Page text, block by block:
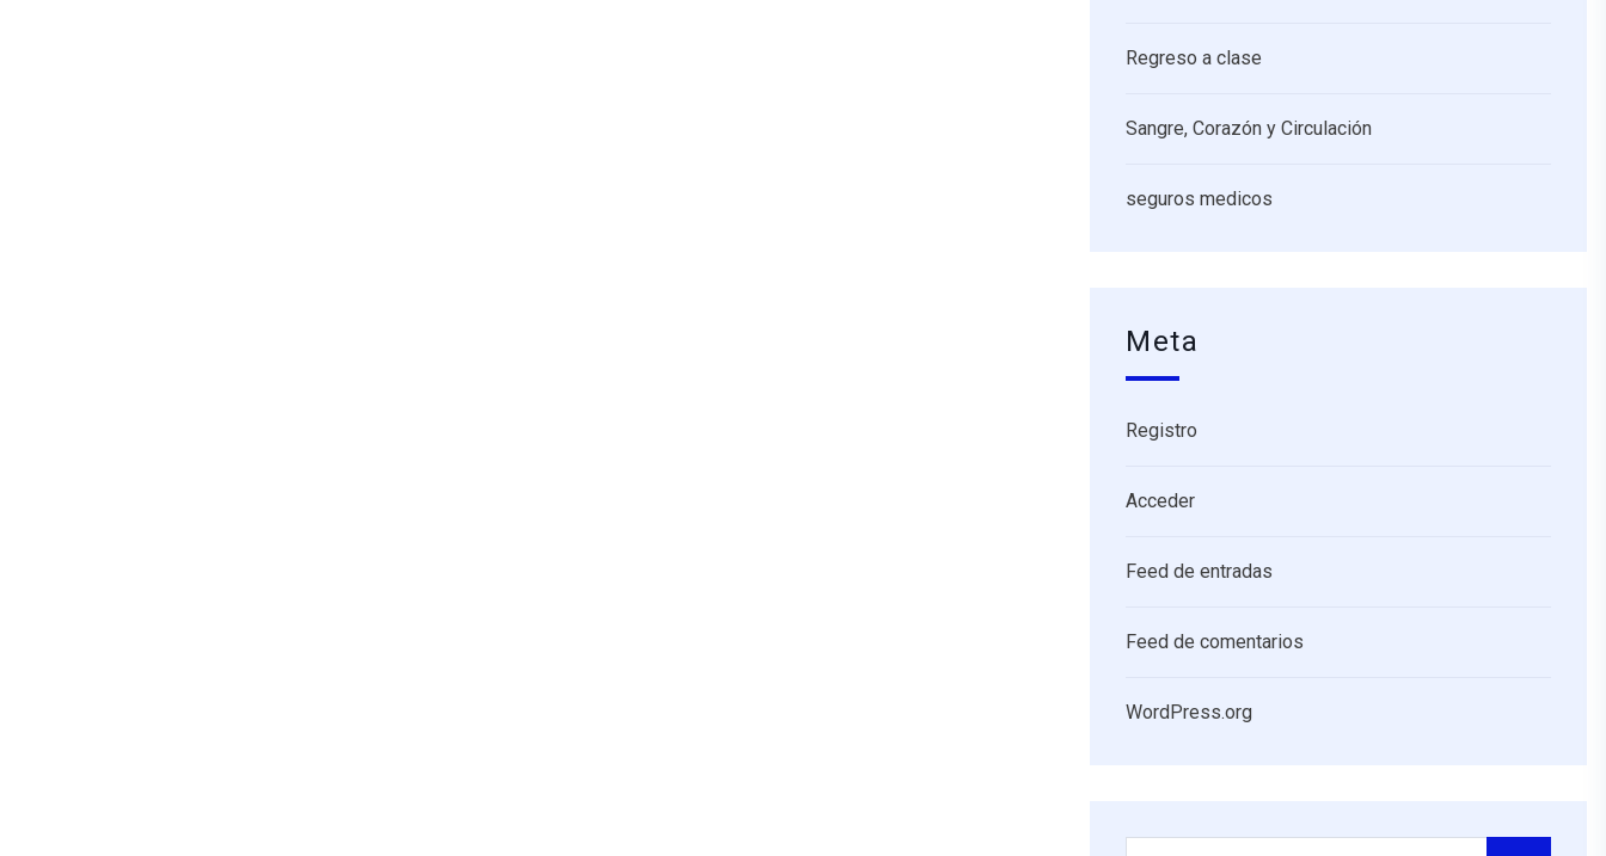
Regreso a clase
Sangre, Corazón y Circulación
seguros medicos
Meta
Registro
Acceder
Feed de entradas
Feed de comentarios
WordPress.org